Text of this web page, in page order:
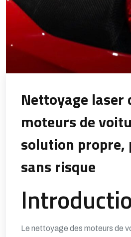
Nettoyage laser
moteurs de
solution propre,
sans risque
Le nettoyage des moteurs de